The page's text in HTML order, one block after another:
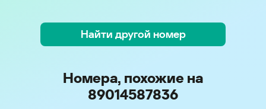
Найти другой номер
Номера, похожие на
89014587836